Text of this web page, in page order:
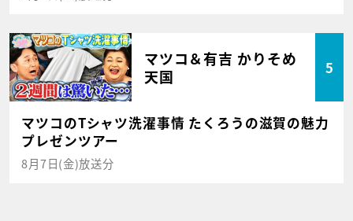
マツコ＆有吉 かりそめ
天国
5
マツコのTシャツ洗濯事情 たくろうの滋賀の魅力
プレゼンツアー
8月7日(金)放送分